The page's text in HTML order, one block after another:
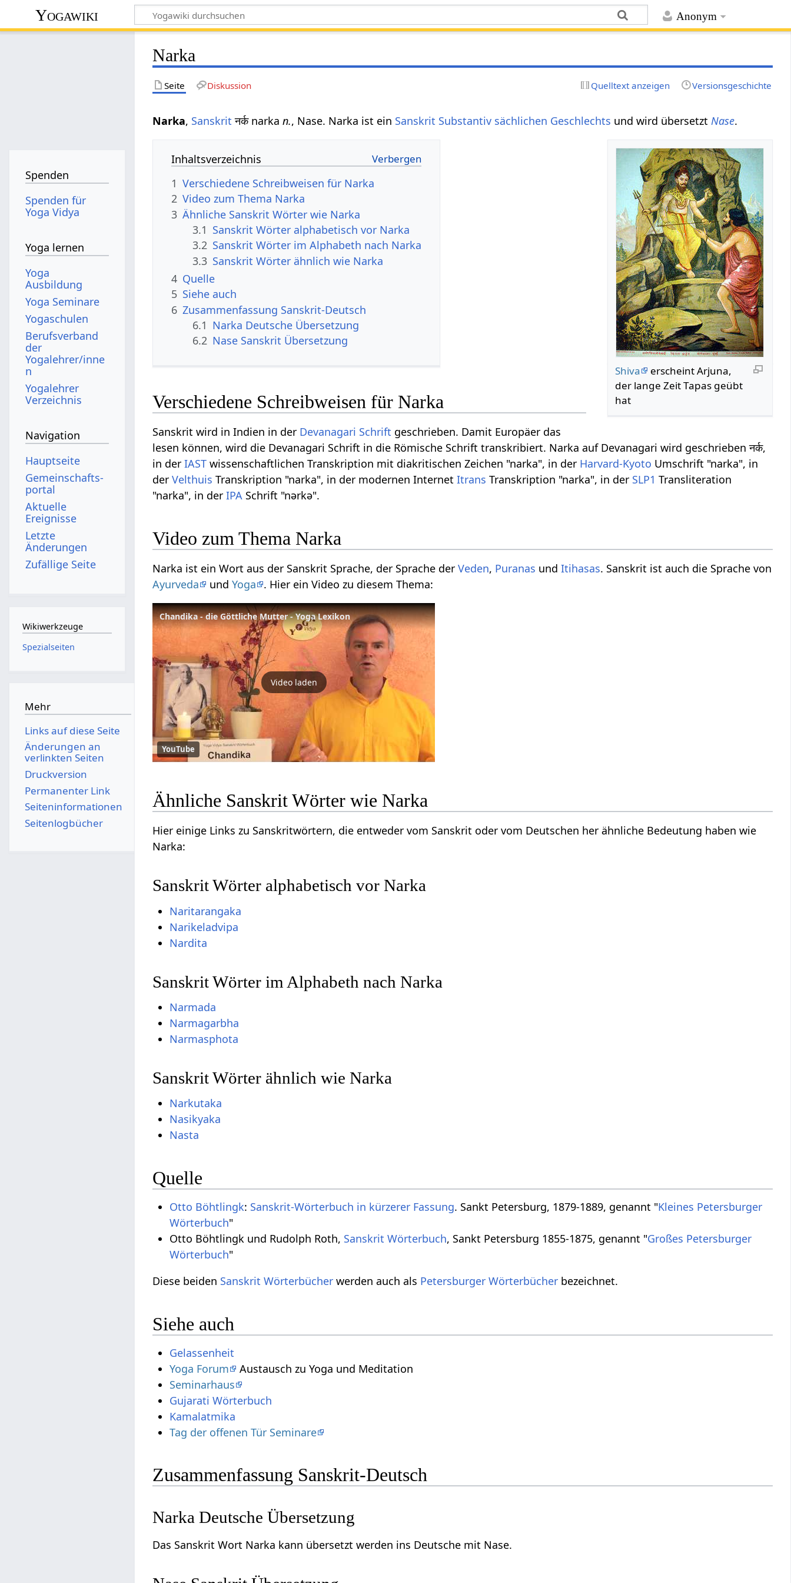
Anonym
Yogawiki
Narka
Seite Diskussion Quelltext anzeigen Versionsgeschichte
Narka, Sanskrit नर्क narkan., Nase. Narka ist ein Sanskrit Substantiv sächlichen Geschlechts und wird übersetzt Nase.
Shiva
erscheint Arjuna,
der lange Zeit Tapas geübt
hat
Inhaltsverzeichnis
1 Verschiedene Schreibweisen für Narka
2 Video zum Thema Narka
3 Ähnliche Sanskrit Wörter wie Narka
3.1 Sanskrit Wörter alphabetisch vor Narka
3.2 Sanskrit Wörter im Alphabeth nach Narka
3.3 Sanskrit Wörter ähnlich wie Narka
4 Quelle
5 Siehe auch
6 Zusammenfassung Sanskrit-Deutsch
6.1 Narka Deutsche Übersetzung
6.2 Nase Sanskrit Übersetzung
Verschiedene Schreibweisen für Narka
Sanskrit wird in Indien in der Devanagari Schrift geschrieben. Damit Europäer das
lesen können, wird die Devanagari Schrift in die Römische Schrift transkribiert. Narka auf Devanagari wird geschrieben नर्क,
in derIAST wissenschaftlichen Transkription mit diakritischen Zeichen "narka", in der Harvard-Kyoto Umschrift "narka", in
derVelthuis Transkription "narka", in der modernen InternetItrans Transkription "narka", in der SLP1 Transliteration
"narka", in derIPA Schrift "nərkə".
Video zum Thema Narka
Narka ist ein Wort aus der Sanskrit Sprache, der Sprache derVeden, Puranas undItihasas. Sanskrit ist auch die Sprache von
Ayurveda
undYoga . Hier ein Video zu diesem Thema:
Chandika - die Göttliche Mutter - Yoga Lexikon
Video laden
YouTube
Ähnliche Sanskrit Wörter wie Narka
Hier einige Links zu Sanskritwörtern, die entweder vom Sanskrit oder vom Deutschen her ähnliche Bedeutung haben wie
Narka:
Sanskrit Wörter alphabetisch vor Narka
Naritarangaka
Narikeladvipa
Nardita
Sanskrit Wörter im Alphabeth nach Narka
Narmada
Narmagarbha
Narmasphota
Sanskrit Wörter ähnlich wie Narka
Narkutaka
Nasikyaka
Nasta
Quelle
Otto Böhtlingk: Sanskrit-Wörterbuch in kürzerer Fassung. Sankt Petersburg, 1879-1889, genannt "Kleines Petersburger
Wörterbuch"
Otto Böhtlingk und Rudolph Roth, Sanskrit Wörterbuch, Sankt Petersburg 1855-1875, genannt "Großes Petersburger
Wörterbuch"
Diese beiden Sanskrit Wörterbücher werden auch als Petersburger Wörterbücher bezeichnet.
Siehe auch
Gelassenheit
Yoga Forum
Austausch zu Yoga und Meditation
Seminarhaus
Gujarati Wörterbuch
Kamalatmika
Tag der offenen Tür Seminare
Zusammenfassung Sanskrit-Deutsch
Narka Deutsche Übersetzung
Das Sanskrit Wort Narka kann übersetzt werden ins Deutsche mit Nase.
Spenden
Spenden für
Yoga Vidya
Yoga lernen
Yoga
Ausbildung
Yoga Seminare
Yogaschulen
Berufsverband
der
Yogalehrer/inne
n
Yogalehrer
Verzeichnis
Navigation
Hauptseite
Gemeinschafts­
portal
Aktuelle
Ereignisse
Letzte
Änderungen
Zufällige Seite
Wikiwerkzeuge
Spezialseiten
Mehr
Links auf diese Seite
Änderungen an
verlinkten Seiten
Druckversion
Permanenter Link
Seiten­­informationen
Seitenlogbücher